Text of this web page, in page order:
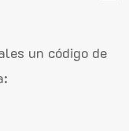
un código de